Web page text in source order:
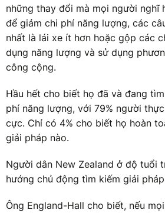
những thay đổi mà mọi người nghĩ
để giảm chi phí năng lượng, các
nhất là lái xe ít hơn hoặc gộp các
dụng năng lượng và sử dụng
công cộng.
Hầu hết cho biết họ đã và đang
phí năng lượng, với 79% người
cực. Chỉ có 4% cho biết họ hoàn
giải pháp nào.
Người dân New Zealand ở độ tuổi
hướng chủ động tìm kiếm giải
Ông England-Hall cho biết, nếu